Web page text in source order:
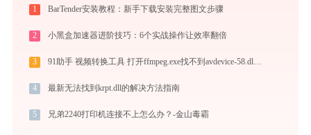
1 BarTender安装教程：新手下载安装完整图文步骤
2 小黑盒加速器进阶技巧：6个实战操作让效率翻倍
3 91助手 视频转换工具 打开ffmpeg.exe找不到avdevice-58.dll怎么办
4 最新无法找到krpt.dll的解决方法指南
5 兄弟2240打印机连接不上怎么办？-金山毒霸